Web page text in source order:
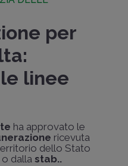
per
linee
ha approvato le
ricevuta
dello Stato
dalla stab..